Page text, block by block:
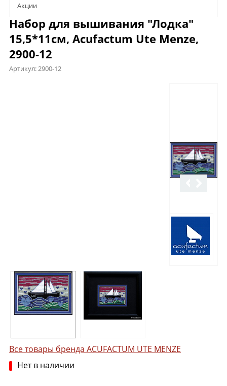
Aкции
Набор для вышивания "Лодка"
15,5*11см, Acufactum Ute Menze,
2900-12
Артикул:2900-12
Все товары бренда ACUFACTUM UTE MENZE
Нет в наличии